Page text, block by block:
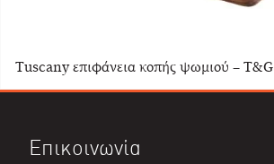
Tuscany επιφάνεια κοπής ψωμιού – T&G
Επικοινωνία